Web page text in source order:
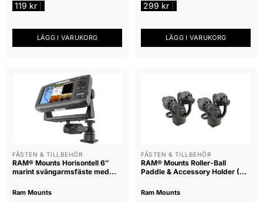
119 kr
LÄGG I VARUKORG
299 kr
LÄGG I VARUKORG
FÄSTEN & TILLBEHÖR
RAM® Mounts Horisontell 6″
marint svängarmsfäste med
Ram Mounts
FÄSTEN & TILLBEHÖR
RAM® Mounts Roller-Ball
Paddle & Accessory Holder (2-
Ram Mounts